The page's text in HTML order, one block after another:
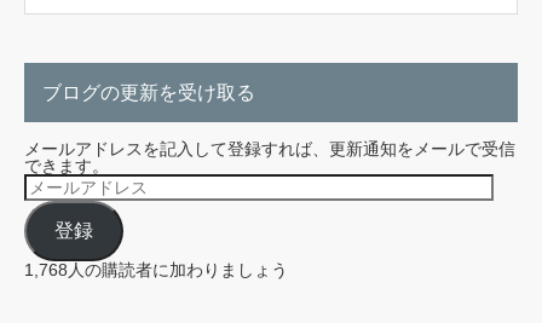
ブログの更新を受け取る
メールアドレスを記入して登録すれば、更新通知をメールで受信
できます。
メ
ー
ル
ア
ド
レ
ス
登録
1,768人の購読者に加わりましょう